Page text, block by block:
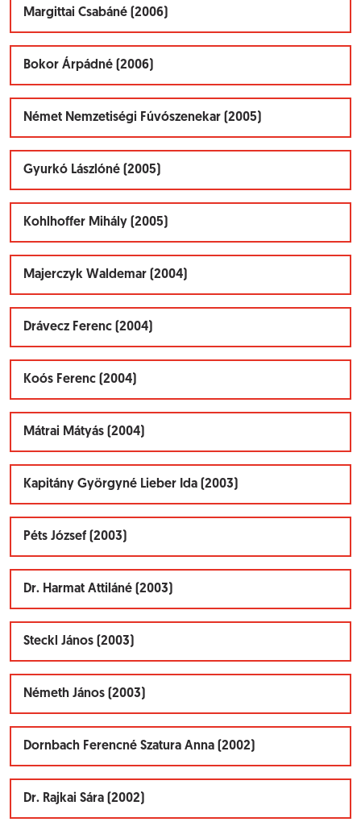
Margittai Csabáné (2006)
Bokor Árpádné (2006)
Német Nemzetiségi Fúvószenekar (2005)
Gyurkó Lászlóné (2005)
Kohlhoffer Mihály (2005)
Majerczyk Waldemar (2004)
Drávecz Ferenc (2004)
Koós Ferenc (2004)
Mátrai Mátyás (2004)
Kapitány Györgyné Lieber Ida (2003)
Péts József (2003)
Dr. Harmat Attiláné (2003)
Steckl János (2003)
Németh János (2003)
Dornbach Ferencné Szatura Anna (2002)
Dr. Rajkai Sára (2002)